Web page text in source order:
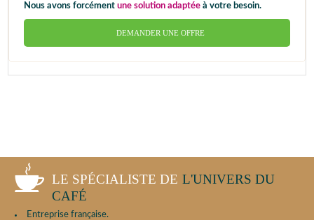
Nous avons forcément une solution adaptée à votre besoin.
DEMANDER UNE OFFRE
LE SPÉCIALISTE DE L'UNIVERS DU
CAFÉ
Entreprise française.